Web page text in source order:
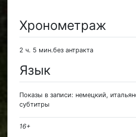
Хронометраж
2 ч. 5 мин.без антракта
Язык
Показы в записи: немецкий,
субтитры
16+